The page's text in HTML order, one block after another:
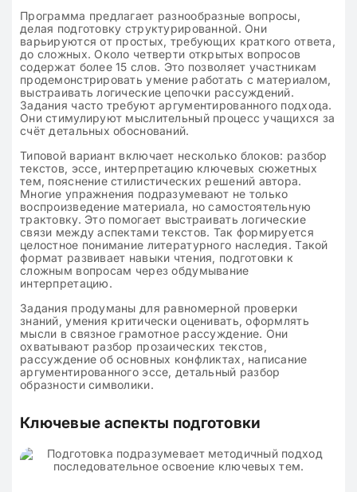
Программа предлагает разнообразные вопросы,
делая подготовку структурированной. Они
варьируются от простых, требующих краткого ответа,
до сложных. Около четверти открытых вопросов
содержат более 15 слов. Это позволяет участникам
продемонстрировать умение работать с материалом,
выстраивать логические цепочки рассуждений.
Задания часто требуют аргументированного подхода.
Они стимулируют мыслительный процесс учащихся за
счёт детальных обоснований.
Типовой вариант включает несколько блоков: разбор
текстов, эссе, интерпретацию ключевых сюжетных
тем, пояснение стилистических решений автора.
Многие упражнения подразумевают не только
воспроизведение материала, но самостоятельную
трактовку. Это помогает выстраивать логические
связи между аспектами текстов. Так формируется
целостное понимание литературного наследия. Такой
формат развивает навыки чтения, подготовки к
сложным вопросам через обдумывание
интерпретацию.
Задания продуманы для равномерной проверки
знаний, умения критически оценивать, оформлять
мысли в связное грамотное рассуждение. Они
охватывают разбор прозаических текстов,
рассуждение об основных конфликтах, написание
аргументированного эссе, детальный разбор
образности символики.
Ключевые аспекты подготовки